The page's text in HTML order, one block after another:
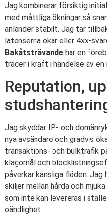
Jag kombinerar försiktig
med måttliga ökningar så
anländer stabilt. Jag tar
latenserna ökar eller 4xx-
Bakåtsträvande har en
träder i kraft i händelse av en
Reputation,
Jag skyddar IP- och
nya avsändare och gradvis
transaktions- och bulktrafik
klagomål och
påverkar känsliga flöden.
skiljer mellan hårda och
som inte kan levereras i
oändlighet.